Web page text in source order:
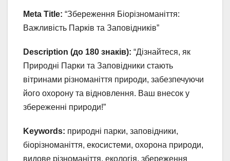
Meta Title: “Збереження Біорізноманіття:
Важливість Парків та Заповідників”
Description (до 180 знаків): “Дізнайтеся, як
Природні Парки та Заповідники стають
вітринами різноманіття природи, забезпечуючи
його охорону та відновлення. Ваш внесок у
збереженні природи!”
Keywords: природні парки, заповідники,
біорізноманіття, екосистеми, охорона природи,
видове різноманіття, екологія, збереження